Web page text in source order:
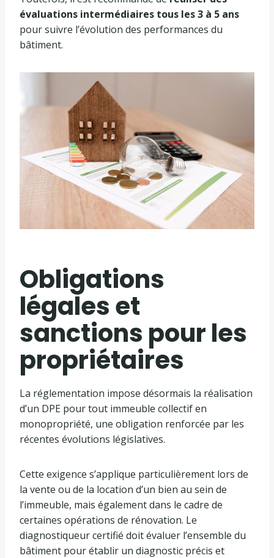
évaluations intermédiaires tous les 3 à 5 ans
pour suivre l’évolution des performances du
bâtiment.
Obligations
légales et
sanctions pour les
propriétaires
La réglementation impose désormais la réalisation
d’un DPE pour tout immeuble collectif en
monopropriété, une obligation renforcée par les
récentes évolutions législatives.
Cette exigence s’applique particulièrement lors de
la vente ou de la location d’un bien au sein de
l’immeuble, mais également dans le cadre de
certaines opérations de rénovation. Le
diagnostiqueur certifié doit évaluer l’ensemble du
bâtiment pour établir un diagnostic précis et